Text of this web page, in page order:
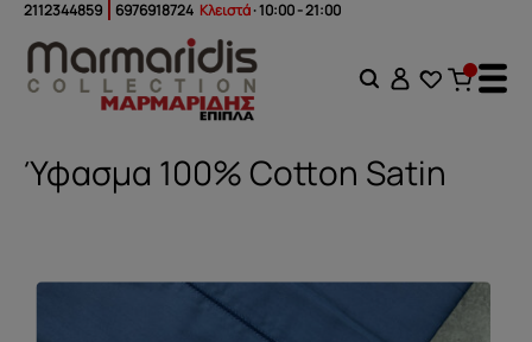
2112344859 6976918724 Κλειστά· 10:00 - 21:00
Ύφασμα 100% Cotton Satin